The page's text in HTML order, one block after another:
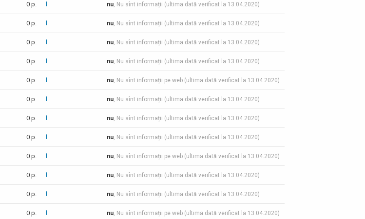
0 p. nu, Nu sînt informații (ultima dată verificat la 13.04.2020)
0 p. nu, Nu sînt informații (ultima dată verificat la 13.04.2020)
0 p. nu, Nu sînt informații (ultima dată verificat la 13.04.2020)
0 p. nu, Nu sînt informații (ultima dată verificat la 13.04.2020)
0 p. nu, Nu sînt informații pe web (ultima dată verificat la 13.04.2020)
0 p. nu, Nu sînt informații (ultima dată verificat la 13.04.2020)
0 p. nu, Nu sînt informații (ultima dată verificat la 13.04.2020)
0 p. nu, Nu sînt informații (ultima dată verificat la 13.04.2020)
0 p. nu, Nu sînt informații pe web (ultima dată verificat la 13.04.2020)
0 p. nu, Nu sînt informații (ultima dată verificat la 13.04.2020)
0 p. nu, Nu sînt informații (ultima dată verificat la 13.04.2020)
0 p. nu, Nu sînt informații pe web (ultima dată verificat la 13.04.2020)